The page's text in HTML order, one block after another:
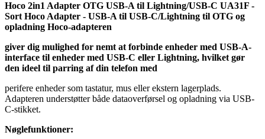
Hoco 2in1 Adapter OTG USB-A til Lightning/USB-C UA31F -
Sort Hoco Adapter - USB-A til USB-C/Lightning til OTG og
opladning Hoco-adapteren
giver dig mulighed for nemt at forbinde enheder med USB-A-
interface til enheder med USB-C eller Lightning, hvilket gør
den ideel til parring af din telefon med
perifere enheder som tastatur, mus eller ekstern lagerplads.
Adapteren understøtter både dataoverførsel og opladning via USB-
C-stikket.
Nøglefunktioner: